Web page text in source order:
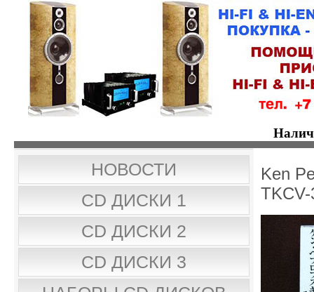
НОВОСТИ
CD ДИСКИ 1
CD ДИСКИ 2
CD ДИСКИ 3
Ken